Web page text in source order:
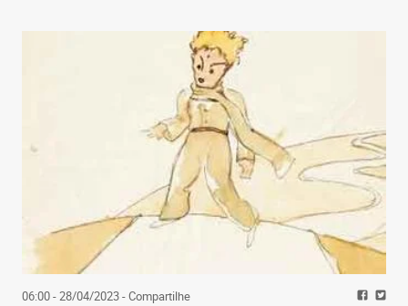
06:00 - 28/04/2023- Compartilhe